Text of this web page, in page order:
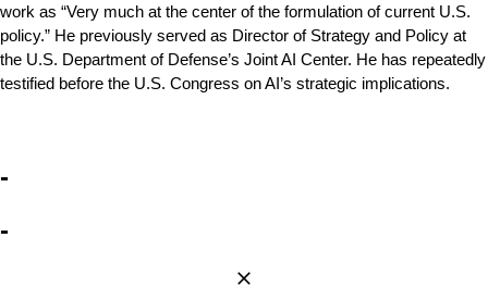
work as “Very much at the center of the formulation of current U.S.
policy.” He previously served as Director of Strategy and Policy at
the U.S. Department of Defense’s Joint AI Center. He has repeatedly
testified before the U.S. Congress on AI’s strategic implications.
-
-